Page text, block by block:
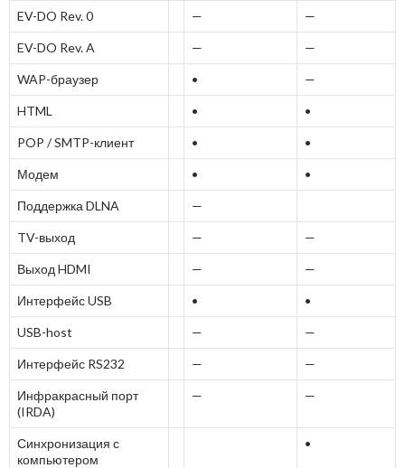
EV-DO Rev. 0 — —
EV-DO Rev. A — —
WAP-браузер • —
HTML • •
POP / SMTP-клиент • •
Модем • •
Поддержка DLNA —
TV-выход — —
Выход HDMI — —
Интерфейс USB • •
USB-host — —
Интерфейс RS232 — —
Инфракрасный порт
(IRDA)
— —
Синхронизация с
компьютером
•